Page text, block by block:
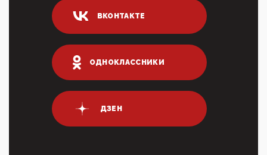
04:47, 10 Апреля 2026
ИНН для переводов по СБП это первый шаг из
логических двухЗаполнение ИНН при любых
переводах по ...
03:35, 10 Апреля 2026
Суммарное вознаграждение менеджменту в 15
крупных банках по итогам 2025 года превысило 63
03:01, 10 Апреля 2026
Террорист и убийца Буданов вальяжно сообщил,
что союзники просили Киев не наносить удары по
ВКОНТАКТЕ
ОДНОКЛАССНИКИ
ДЗЕН